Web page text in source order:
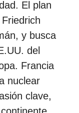
El plan
y busca
del
Francia
nuclear
clave,